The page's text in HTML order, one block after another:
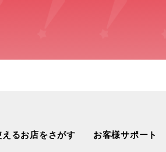
えるお店をさがす お客様サポート